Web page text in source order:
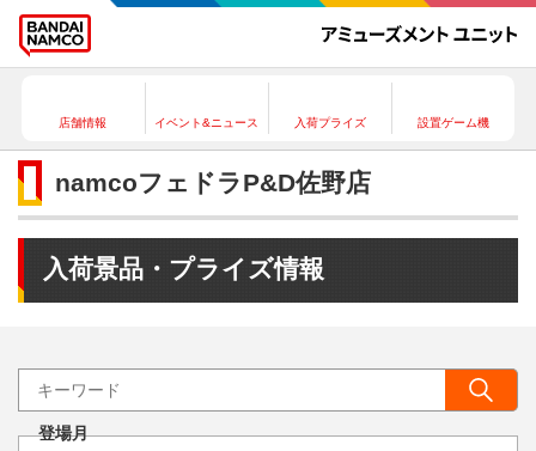
店舗情報 イベント&ニュース 入荷プライズ 設置ゲーム機
namcoフェドラP&D佐野店
入荷景品・プライズ情報
登場月